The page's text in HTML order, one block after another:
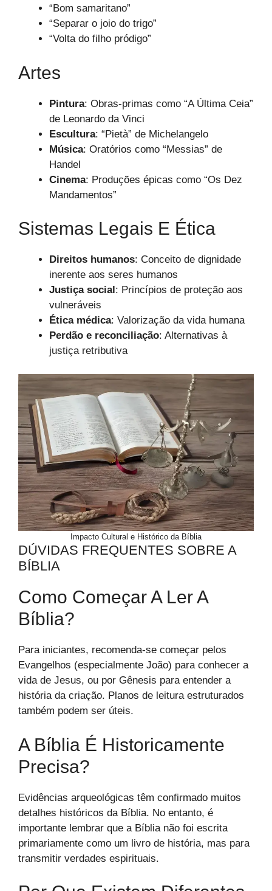
“Bom samaritano”
“Separar o joio do trigo”
“Volta do filho pródigo”
Artes
Pintura: Obras-primas como “A Última Ceia”
de Leonardo da Vinci
Escultura: “Pietà” de Michelangelo
Música: Oratórios como “Messias” de
Handel
Cinema: Produções épicas como “Os Dez
Mandamentos”
Sistemas Legais E Ética
Direitos humanos: Conceito de dignidade
inerente aos seres humanos
Justiça social: Princípios de proteção aos
vulneráveis
Ética médica: Valorização da vida humana
Perdão e reconciliação: Alternativas à
justiça retributiva
Impacto Cultural e Histórico da Bíblia
DÚVIDAS FREQUENTES SOBRE A
BÍBLIA
Como Começar A Ler A
Bíblia?
Para iniciantes, recomenda-se começar pelos
Evangelhos (especialmente João) para conhecer a
vida de Jesus, ou por Gênesis para entender a
história da criação. Planos de leitura estruturados
também podem ser úteis.
A Bíblia É Historicamente
Precisa?
Evidências arqueológicas têm confirmado muitos
detalhes históricos da Bíblia. No entanto, é
importante lembrar que a Bíblia não foi escrita
primariamente como um livro de história, mas para
transmitir verdades espirituais.